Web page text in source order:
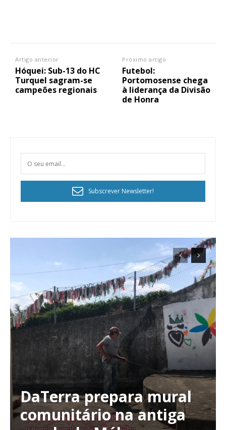
Planos de Assinatura
Faça-se assinante do Região de Cister e ajude-nos a manter este serviço
público!
Sendo assinante terá acesso a todos os conteúdos exclusivos e versões
digitais.
Escolha o plano de assinatura desejado:
ASSINATURA
IMPRESSA
32€
Artigo anterior
Hóquei: Sub-13 do HC
Turquel sagram-se
campeões regionais
Próximo artigo
Futebol:
Portomosense chega
à liderança da Divisão
de Honra
Subscrever Newsletter!
DaTerra prepara mural
comunitário na antiga